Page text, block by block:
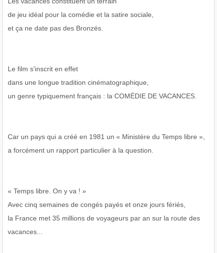
de jeu idéal pour la comédie et la satire sociale,
et ça ne date pas des Bronzés.
Le film s'inscrit en effet
dans une longue tradition cinématographique,
un genre typiquement français : la COMÉDIE DE VACANCES.
Car un pays qui a créé en 1981 un « Ministère du Temps libre »,
a forcément un rapport particulier à la question.
« Temps libre. On y va ! »
Avec cinq semaines de congés payés et onze jours fériés,
la France met 35 millions de voyageurs par an sur la route des
vacances...